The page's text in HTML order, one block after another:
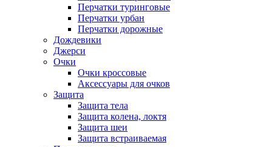
Перчатки туринговые
Перчатки урбан
Перчатки дорожные
Дождевики
Джерси
Очки
Очки кроссовые
Аксессуары для очков
Защита
Защита тела
Защита колена, локтя
Защита шеи
Защита встраиваемая